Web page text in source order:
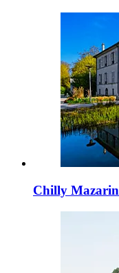
Chilly Mazarin